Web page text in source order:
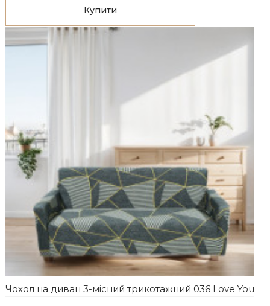
Купити
Чохол на диван 3-місний трикотажний 036 Love You